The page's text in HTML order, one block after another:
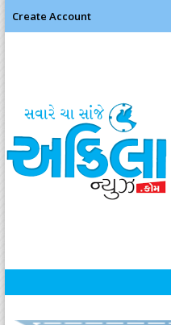
Create Account